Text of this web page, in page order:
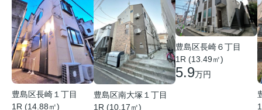
豊島区長崎１丁目
1R (14.88㎡)
豊島区南大塚１丁目
1R (10.17㎡)
豊島区長崎６丁目
1R (13.49㎡)
5.9万円